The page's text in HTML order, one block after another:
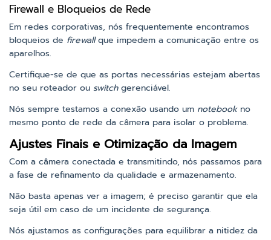
Firewall e Bloqueios de Rede
Em redes corporativas, nós frequentemente encontramos
bloqueios de firewallque impedem a comunicação entre os
aparelhos.
Certifique-se de que as portas necessárias estejam abertas
no seu roteador ou switchgerenciável.
Nós sempre testamos a conexão usando um notebookno
mesmo ponto de rede da câmera para isolar o problema.
Ajustes Finais e Otimização da Imagem
Com a câmera conectada e transmitindo, nós passamos para
a fase de refinamento da qualidade e armazenamento.
Não basta apenas ver a imagem; é preciso garantir que ela
seja útil em caso de um incidente de segurança.
Nós ajustamos as configurações para equilibrar a nitidez da